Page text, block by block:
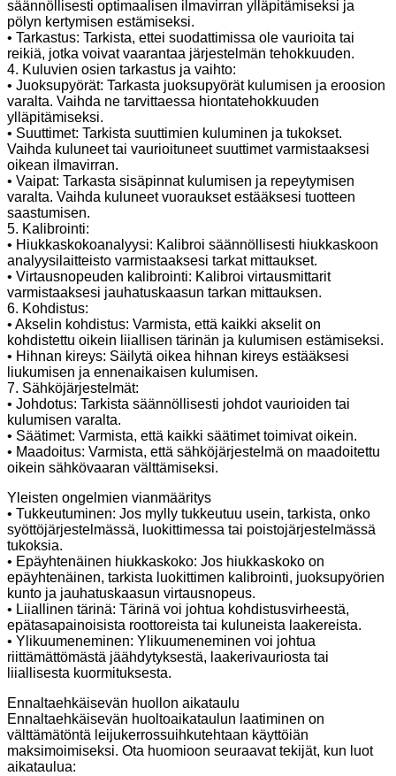
säännöllisesti optimaalisen ilmavirran ylläpitämiseksi ja
pölyn kertymisen estämiseksi.
• Tarkastus: Tarkista, ettei suodattimissa ole vaurioita tai
reikiä, jotka voivat vaarantaa järjestelmän tehokkuuden.
4. Kuluvien osien tarkastus ja vaihto:
• Juoksupyörät: Tarkasta juoksupyörät kulumisen ja eroosion
varalta. Vaihda ne tarvittaessa hiontatehokkuuden
ylläpitämiseksi.
• Suuttimet: Tarkista suuttimien kuluminen ja tukokset.
Vaihda kuluneet tai vaurioituneet suuttimet varmistaaksesi
oikean ilmavirran.
• Vaipat: Tarkasta sisäpinnat kulumisen ja repeytymisen
varalta. Vaihda kuluneet vuoraukset estääksesi tuotteen
saastumisen.
5. Kalibrointi:
• Hiukkaskokoanalyysi: Kalibroi säännöllisesti hiukkaskoon
analyysilaitteisto varmistaaksesi tarkat mittaukset.
• Virtausnopeuden kalibrointi: Kalibroi virtausmittarit
varmistaaksesi jauhatuskaasun tarkan mittauksen.
6. Kohdistus:
• Akselin kohdistus: Varmista, että kaikki akselit on
kohdistettu oikein liiallisen tärinän ja kulumisen estämiseksi.
• Hihnan kireys: Säilytä oikea hihnan kireys estääksesi
liukumisen ja ennenaikaisen kulumisen.
7. Sähköjärjestelmät:
• Johdotus: Tarkista säännöllisesti johdot vaurioiden tai
kulumisen varalta.
• Säätimet: Varmista, että kaikki säätimet toimivat oikein.
• Maadoitus: Varmista, että sähköjärjestelmä on maadoitettu
oikein sähkövaaran välttämiseksi.
Yleisten ongelmien vianmääritys
• Tukkeutuminen: Jos mylly tukkeutuu usein, tarkista, onko
syöttöjärjestelmässä, luokittimessa tai poistojärjestelmässä
tukoksia.
• Epäyhtenäinen hiukkaskoko: Jos hiukkaskoko on
epäyhtenäinen, tarkista luokittimen kalibrointi, juoksupyörien
kunto ja jauhatuskaasun virtausnopeus.
• Liiallinen tärinä: Tärinä voi johtua kohdistusvirheestä,
epätasapainoisista roottoreista tai kuluneista laakereista.
• Ylikuumeneminen: Ylikuumeneminen voi johtua
riittämättömästä jäähdytyksestä, laakerivauriosta tai
liiallisesta kuormituksesta.
Ennaltaehkäisevän huollon aikataulu
Ennaltaehkäisevän huoltoaikataulun laatiminen on
välttämätöntä leijukerrossuihkutehtaan käyttöiän
maksimoimiseksi. Ota huomioon seuraavat tekijät, kun luot
aikataulua: